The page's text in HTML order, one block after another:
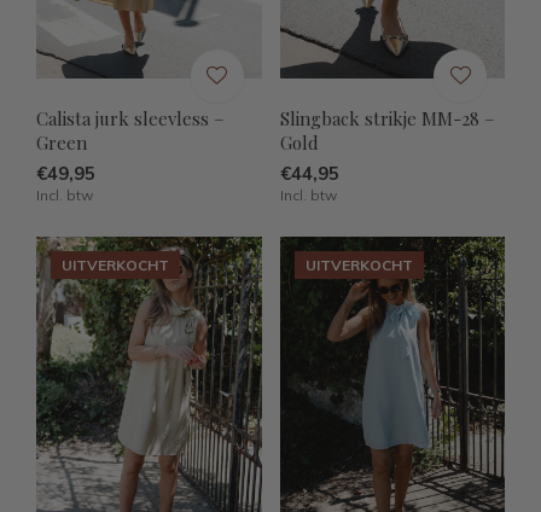
Calista jurk sleevless –
Green
€49,95
Incl. btw
Slingback strikje MM-28 –
Gold
€44,95
Incl. btw
UITVERKOCHT UITVERKOCHT